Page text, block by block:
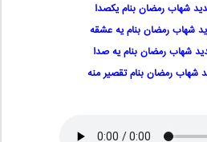
شهاب رمضان بنام یکصدا
شهاب رمضان بنام یه عشقه
شهاب رمضان بنام یه صدا
شهاب رمضان بنام تقصیر منه